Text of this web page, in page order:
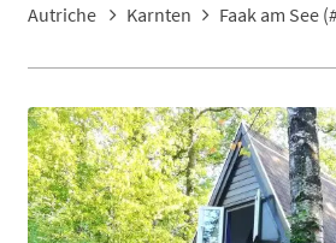
Autriche
Karnten Faak am See (